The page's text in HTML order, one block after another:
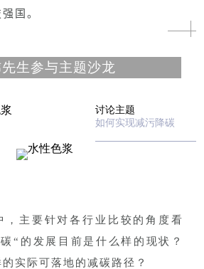
国。
先生参与主题沙龙
讨论主题
如何实现减污降碳
，主要针对各行业比较的角度看
“的发展目前是什么样的现状？
实际可落地的减碳路径？